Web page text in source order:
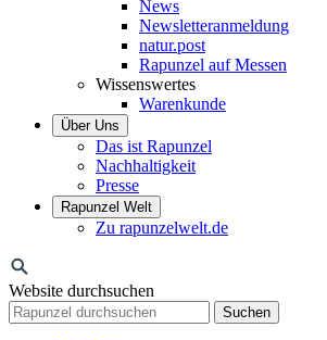
News
Newsletteranmeldung
natur.post
Rapunzel auf Messen
Wissenswertes
Warenkunde
Über Uns
Das ist Rapunzel
Nachhaltigkeit
Presse
Rapunzel Welt
Zu rapunzelwelt.de
Website durchsuchen
Suchen